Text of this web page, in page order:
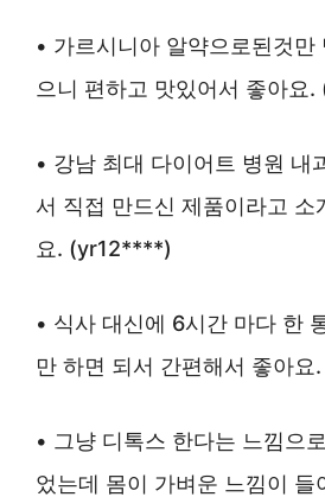
• 가르시니아 알약으로된것만
으니 편하고 맛있어서 좋아요
• 강남 최대 다이어트 병원 내
서 직접 만드신 제품이라고 소
요. (yr12****)
• 식사 대신에 6시간 마다 한
만 하면 되서 간편해서 좋아
• 그냥 디톡스 한다는 느낌으
었는데 몸이 가벼운 느낌이 들